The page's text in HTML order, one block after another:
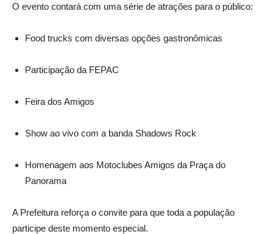
O evento contará com uma série de atrações para o público:
Food trucks com diversas opções gastronômicas
Participação da FEPAC
Feira dos Amigos
Show ao vivo com a banda Shadows Rock
Homenagem aos Motoclubes Amigos da Praça do
Panorama
A Prefeitura reforça o convite para que toda a população
participe deste momento especial.